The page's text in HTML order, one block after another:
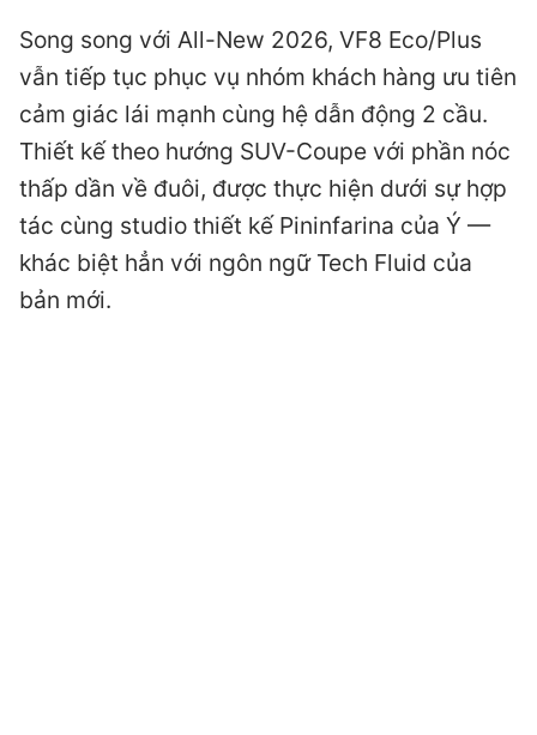
Song song với All-New 2026, VF8 Eco/Plus
vẫn tiếp tục phục vụ nhóm khách hàng ưu tiên
cảm giác lái mạnh cùng hệ dẫn động 2 cầu.
Thiết kế theo hướng SUV-Coupe với phần nóc
thấp dần về đuôi, được thực hiện dưới sự hợp
tác cùng studio thiết kế Pininfarina của Ý —
khác biệt hẳn với ngôn ngữ Tech Fluid của
bản mới.